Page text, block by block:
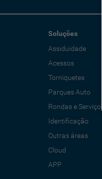
Soluções
Assiduidade
Acessos
Torniquetes
Parques Auto
Rondas e Serviços
Identificação
Outras áreas
Cloud
APP